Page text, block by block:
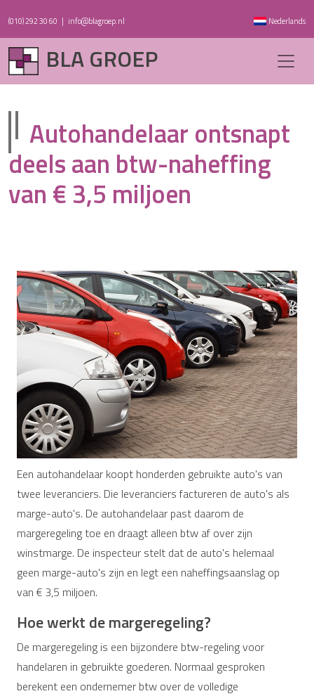
(010) 292 30 60 | info@blagroep.nl Nederlands
BLA GROEP
Autohandelaar ontsnapt
deels aan btw-naheffing
van € 3,5 miljoen
Een autohandelaar koopt honderden gebruikte auto's van
twee leveranciers. Die leveranciers factureren de auto's als
marge-auto's. De autohandelaar past daarom de
margeregeling toe en draagt alleen btw af over zijn
winstmarge. De inspecteur stelt dat de auto's helemaal
geen marge-auto's zijn en legt een naheffingsaanslag op
van € 3,5 miljoen.
Hoe werkt de margeregeling?
De margeregeling is een bijzondere btw-regeling voor
handelaren in gebruikte goederen. Normaal gesproken
berekent een ondernemer btw over de volledige